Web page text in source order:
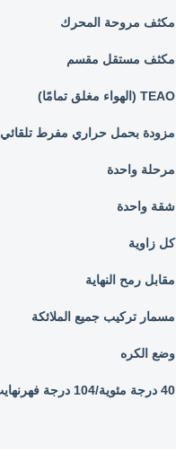
مكثف مروحة المحرك
مكثف مستقل مقسم
TEAO (الهواء مغلق تمامًا)
مزودة بحمل حراري مفرط تلقائي
مرحلة واحدة
شقة واحدة
كل زاوية
مقابل رمح النهاية
مسمار تركيب جميع الملائكة
وضع الكره
40 درجة مئوية/104 درجة فهرنهايت